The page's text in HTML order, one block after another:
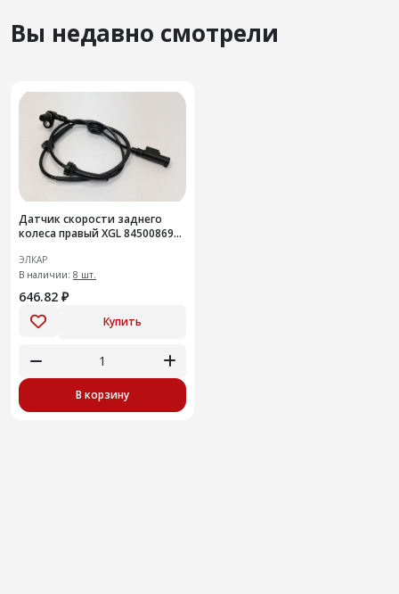
Вы недавно смотрели
Датчик скорости заднего
колеса правый XGL 8450086937
ЭЛКАР
В наличии: 8 шт.
646.82 ₽
Купить
В корзину